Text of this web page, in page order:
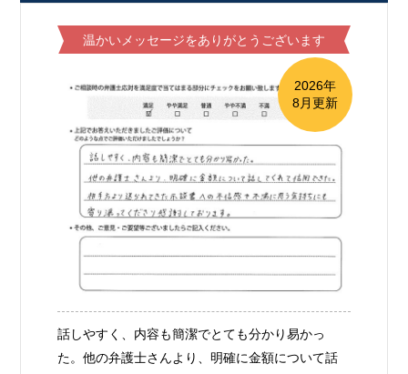
温かいメッセージをありがとうございます
2026年
8月更新
話しやすく、内容も簡潔でとても分かり易かっ
た。他の弁護士さんより、明確に金額について話